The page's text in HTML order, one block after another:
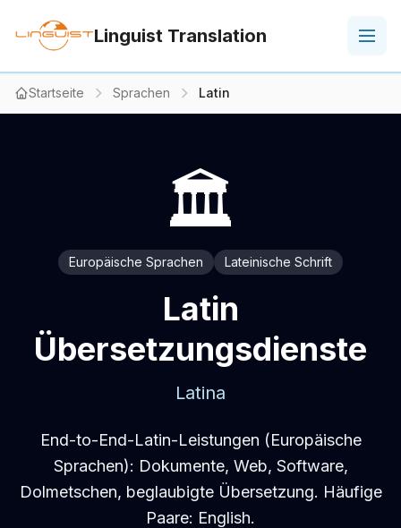
Linguist Translation
Startseite Sprachen Latin
🏛️
Europäische Sprachen Lateinische Schrift
Latin
Übersetzungsdienste
Latina
End-to-End-Latin-Leistungen (Europäische
Sprachen): Dokumente, Web, Software,
Dolmetschen, beglaubigte Übersetzung. Häufige
Paare: English.